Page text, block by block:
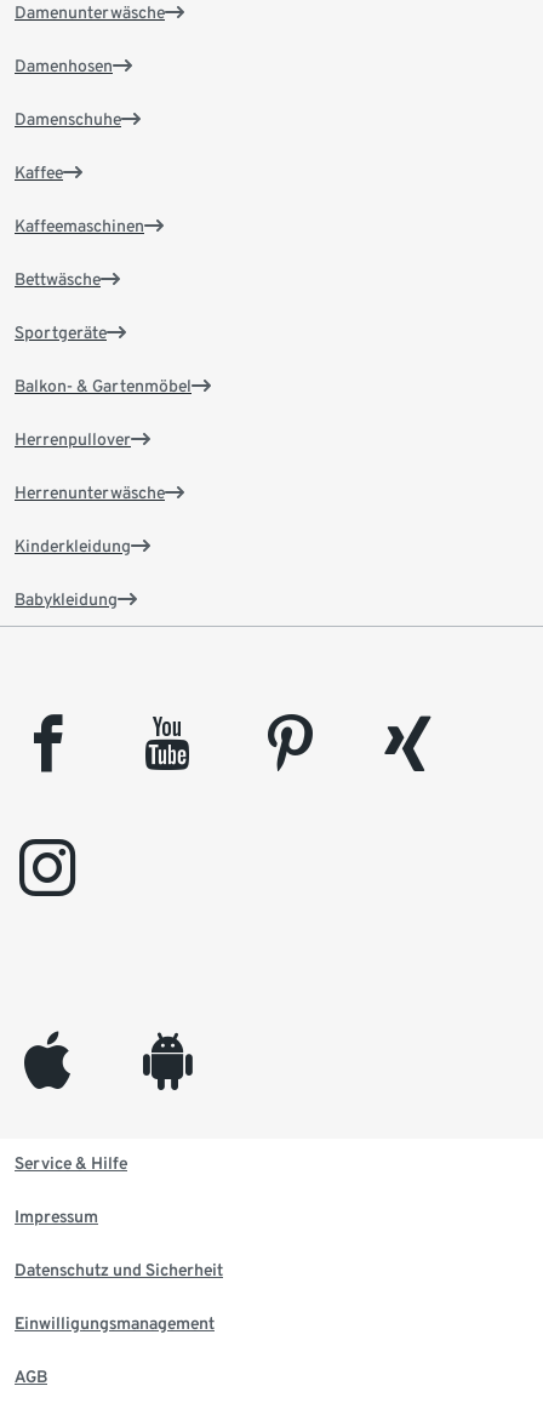
Damenunterwäsche
Damenhosen
Damenschuhe
Kaffee
Kaffeemaschinen
Bettwäsche
Sportgeräte
Balkon- & Gartenmöbel
Herrenpullover
Herrenunterwäsche
Kinderkleidung
Babykleidung
facebook youtube pinterest
xing
instagram
appleinc android
Service & Hilfe
Impressum
Datenschutz und Sicherheit
Einwilligungsmanagement
AGB